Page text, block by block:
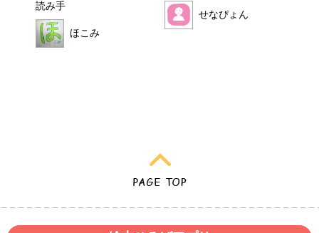
読み手
ほこみ
せなぴょん